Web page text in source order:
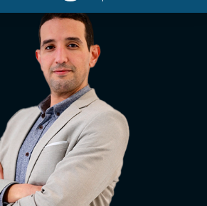
Safi 92.3
Taza 103.0
Taounate 95.6
Tiznit 103.1
SkhourRhamna 92.2
Taroudant 104.9
Guelmim 91.9
Tan-Tan 95.2
Tafraout 104.9
Casablanca 92.5 Hz
Rabat, Salé 106.9 Hz
Marrakech 90.5 Hz
Agadir 99.7 Hz